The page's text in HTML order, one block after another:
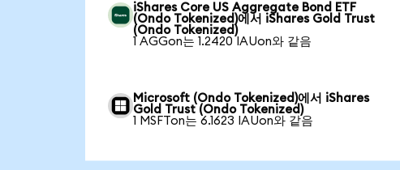
iShares Core US Aggregate Bond ETF
(Ondo Tokenized)에서 iShares Gold Trust
(Ondo Tokenized)
1 AGGon는 1.2420 IAUon와 같음
Microsoft (Ondo Tokenized)에서 iShares
Gold Trust (Ondo Tokenized)
1 MSFTon는 6.1623 IAUon와 같음